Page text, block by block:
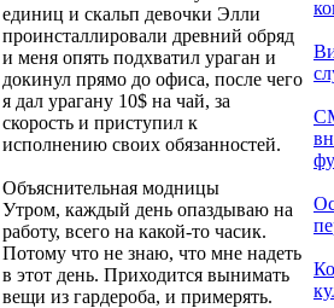
единиц и скальп девочки Элли
проинсталлировали древний обряд
и меня опять подхватил ураган и
докинул прямо до офиса, после чего
я дал урагану 10$ на чай, за
скорость и приступил к
исполнению своих обязанностей.
Объяснительная модницы
Утром, каждый день опаздываю на
работу, всего на какой-то часик.
Потому что не знаю, что мне надеть
в этот день. Приходится вынимать
вещи из гардероба, и примерять.